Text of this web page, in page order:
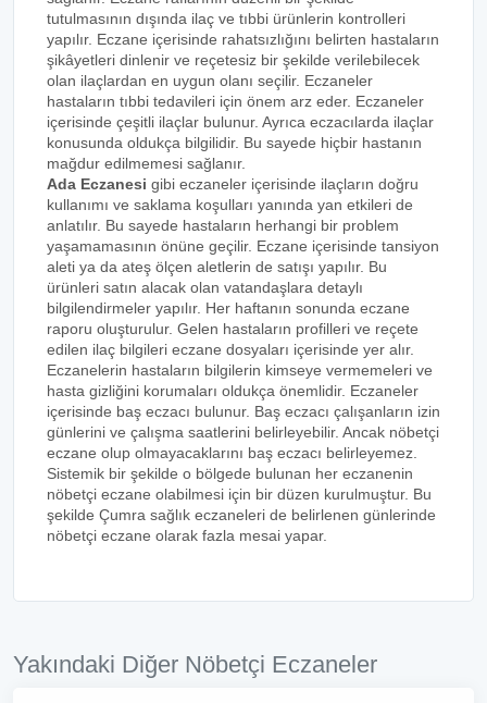
tutulmasının dışında ilaç ve tıbbi ürünlerin kontrolleri
yapılır. Eczane içerisinde rahatsızlığını belirten hastaların
şikâyetleri dinlenir ve reçetesiz bir şekilde verilebilecek
olan ilaçlardan en uygun olanı seçilir. Eczaneler
hastaların tıbbi tedavileri için önem arz eder. Eczaneler
içerisinde çeşitli ilaçlar bulunur. Ayrıca eczacılarda ilaçlar
konusunda oldukça bilgilidir. Bu sayede hiçbir hastanın
mağdur edilmemesi sağlanır.
Ada Eczanesi gibi eczaneler içerisinde ilaçların doğru
kullanımı ve saklama koşulları yanında yan etkileri de
anlatılır. Bu sayede hastaların herhangi bir problem
yaşamamasının önüne geçilir. Eczane içerisinde tansiyon
aleti ya da ateş ölçen aletlerin de satışı yapılır. Bu
ürünleri satın alacak olan vatandaşlara detaylı
bilgilendirmeler yapılır. Her haftanın sonunda eczane
raporu oluşturulur. Gelen hastaların profilleri ve reçete
edilen ilaç bilgileri eczane dosyaları içerisinde yer alır.
Eczanelerin hastaların bilgilerin kimseye vermemeleri ve
hasta gizliğini korumaları oldukça önemlidir. Eczaneler
içerisinde baş eczacı bulunur. Baş eczacı çalışanların izin
günlerini ve çalışma saatlerini belirleyebilir. Ancak nöbetçi
eczane olup olmayacaklarını baş eczacı belirleyemez.
Sistemik bir şekilde o bölgede bulunan her eczanenin
nöbetçi eczane olabilmesi için bir düzen kurulmuştur. Bu
şekilde Çumra sağlık eczaneleri de belirlenen günlerinde
nöbetçi eczane olarak fazla mesai yapar.
Yakındaki Diğer Nöbetçi Eczaneler